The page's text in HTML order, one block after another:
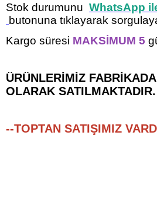
Stok durumunu WhatsApp
butonuna tıklayarak
Kargo süresi MAKSİMUM 5
ÜRÜNLERİMİZ
OLARAK SATILMAKTADIR.
--TOPTAN SATIŞIMIZ